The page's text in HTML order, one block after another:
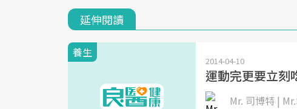
延伸閱讀
養生
2014-04-10
運動完更要立刻
Mr. 司博特 |